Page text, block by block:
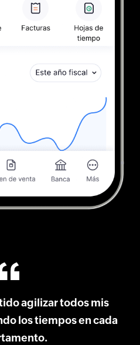
agilizar todos mis
los tiempos en cada